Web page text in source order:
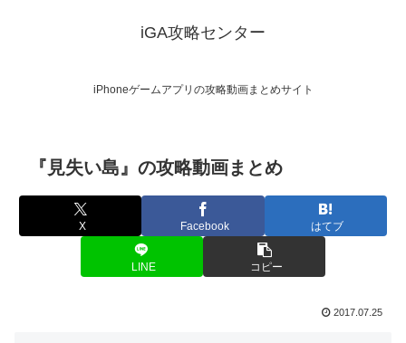
iGA攻略センター
iPhoneゲームアプリの攻略動画まとめサイト
『見失い島』の攻略動画まとめ
X Facebook はてブ
LINE コピー
2017.07.25